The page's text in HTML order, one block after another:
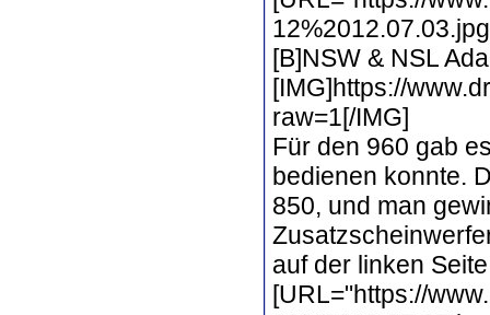
[B]NSW & NSL
[IMG]https://
raw=1[/IMG]
Für den 960 gab
bedienen konnte.
850, und man
auf der linken
[URL="https://